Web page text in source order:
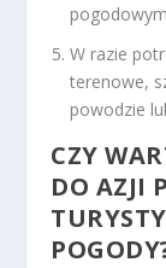
W razie
terenowe,
powodzie
CZY
DO AZJI